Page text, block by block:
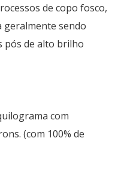
de copo fosco,
geralmente sendo
pós de alto brilho
com
(com 100% de